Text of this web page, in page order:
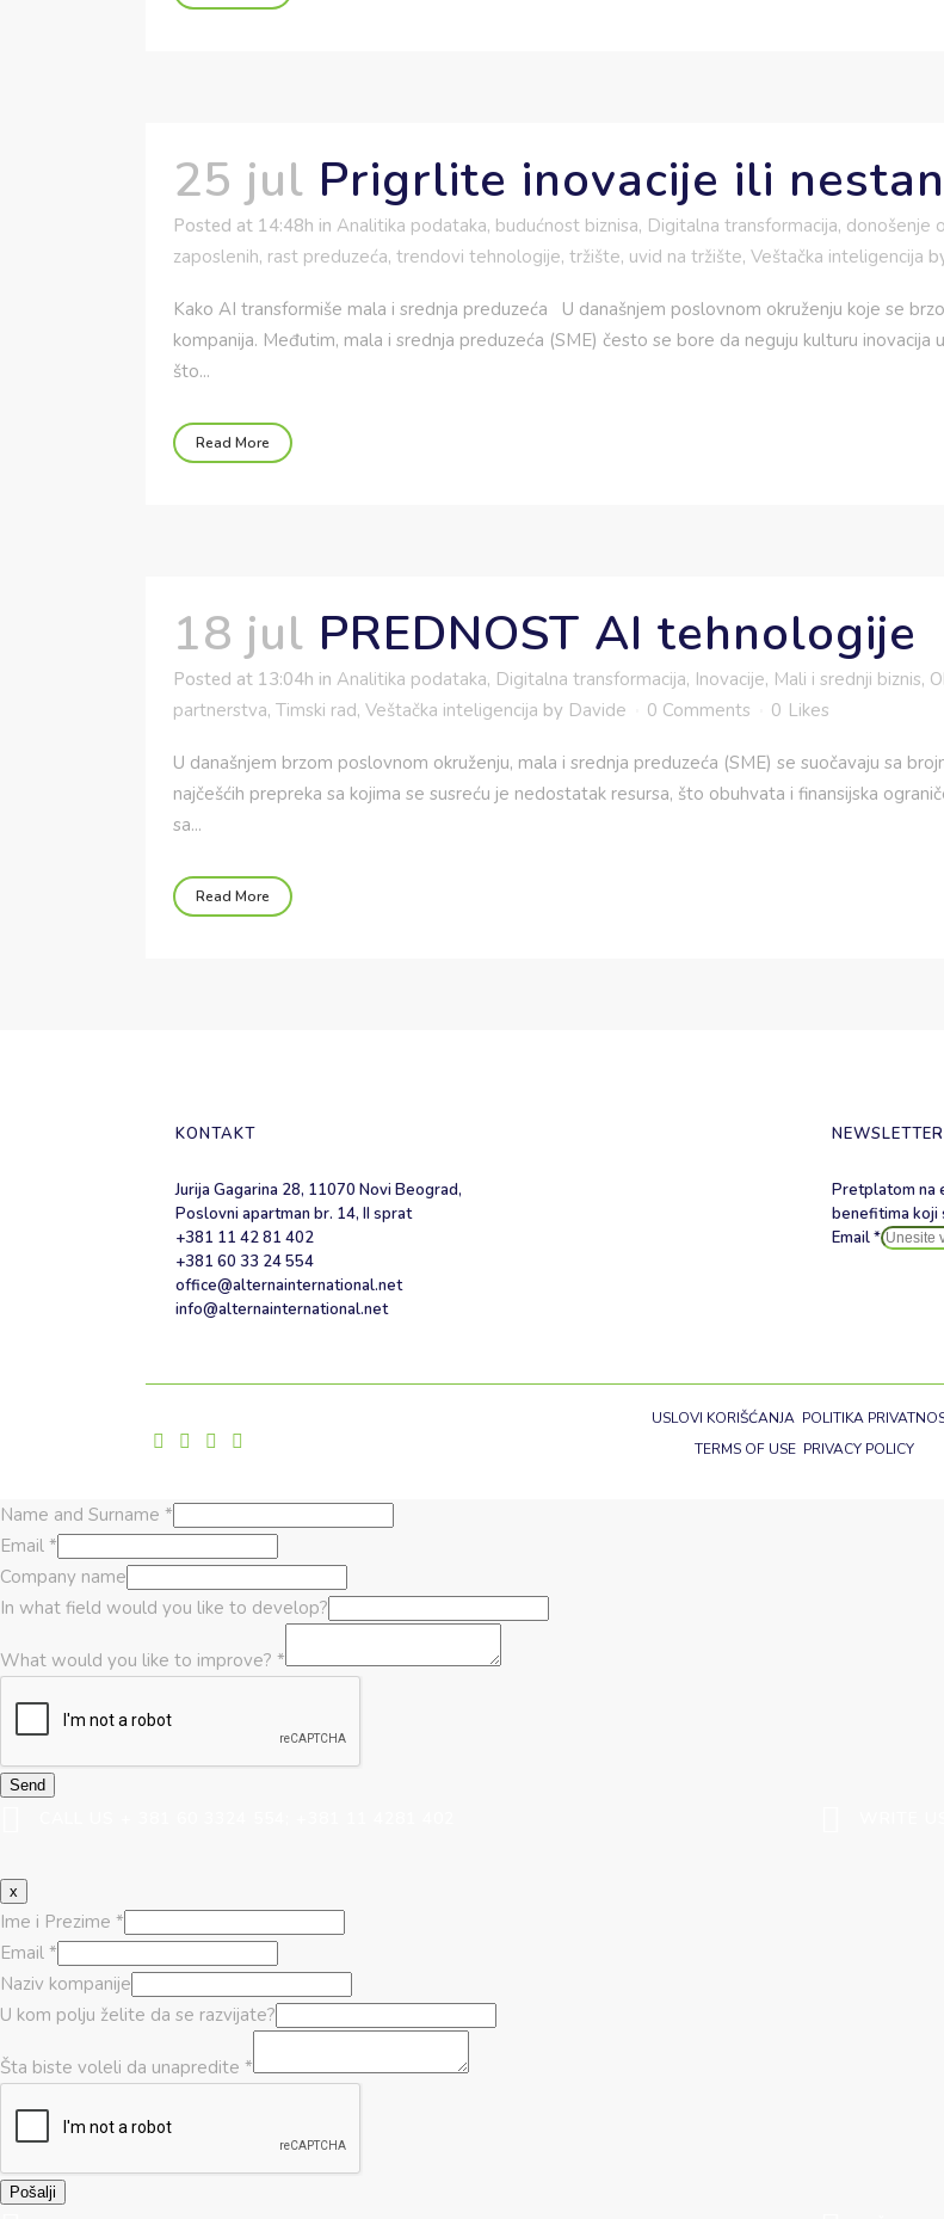
25 jul Prigrlite inovacije ili
Posted at 14:48h in Analitika podataka, budućnost biznisa, Digitalna transformacija, donošenje
zaposlenih, rast preduzeća, trendovi tehnologije, tržište, uvid na tržište, Veštačka inteligencija
Kako AI transformiše mala i srednja preduzeća U današnjem poslovnom okruženju koje se
kompanija. Međutim, mala i srednja preduzeća (SME) često se bore da neguju kulturu
što...
Read More
18 jul PREDNOST AI tehnologije
Posted at 13:04h in Analitika podataka, Digitalna transformacija, Inovacije, Mali i srednji biznis,
partnerstva, Timski rad, Veštačka inteligencija by Davide 0 Comments 0 Likes
U današnjem brzom poslovnom okruženju, mala i srednja preduzeća (SME) se suočavaju sa
najčešćih prepreka sa kojima se susreću je nedostatak resursa, što obuhvata i finansijska
sa...
Read More
KONTAKT
Jurija Gagarina 28, 11070 Novi Beograd,
Poslovni apartman br. 14, II sprat
+381 11 42 81 402
+381 60 33 24 554
office@alternainternational.net
info@alternainternational.net
NEWSLETTER
Pretplatom na
benefitima koji
Email*
USLOVI KORIŠĆANJA POLITIKA
TERMS OF USE PRIVACY POLICY
Name and Surname *
Email *
Company name
In what field would you like to develop?
What would you like to improve? *
Send
x
Ime i Prezime *
Email *
Naziv kompanije
U kom polju želite da se razvijate?
Šta biste voleli da unapredite *
Pošalji